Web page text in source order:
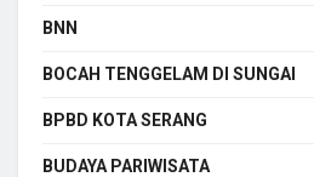
BNN
BOCAH TENGGELAM DI SUNGAI
BPBD KOTA SERANG
BUDAYA PARIWISATA